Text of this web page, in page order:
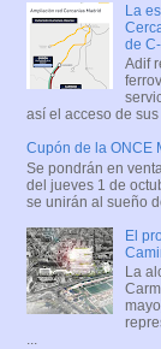
La
de
Adif
así el acceso de sus
Cupón de la ONCE
Se pondrán en
del jueves 1 de
se unirán al sueño
El
La
...